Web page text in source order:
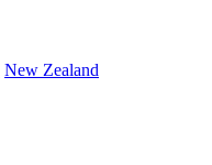
New Zealand